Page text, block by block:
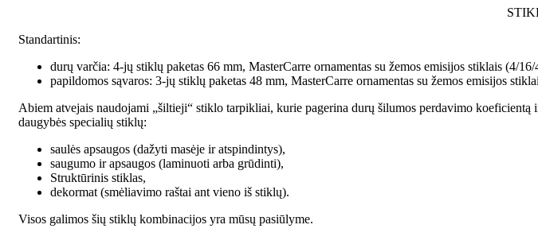
Standartinis:
durų varčia: 4-jų stiklų paketas 66 mm, MasterCarre ornamentas su žemos emisijos stiklais (4/
papildomos sąvaros: 3-jų stiklų paketas 48 mm, MasterCarre ornamentas su žemos emisijos
Abiem atvejais naudojami „šiltieji“ stiklo tarpikliai, kurie pagerina durų šilumos perdavimo
daugybės specialių stiklų:
saulės apsaugos (dažyti masėje ir atspindintys),
saugumo ir apsaugos (laminuoti arba grūdinti),
Struktūrinis stiklas,
dekormat (smėliavimo raštai ant vieno iš stiklų).
Visos galimos šių stiklų kombinacijos yra mūsų pasiūlyme.